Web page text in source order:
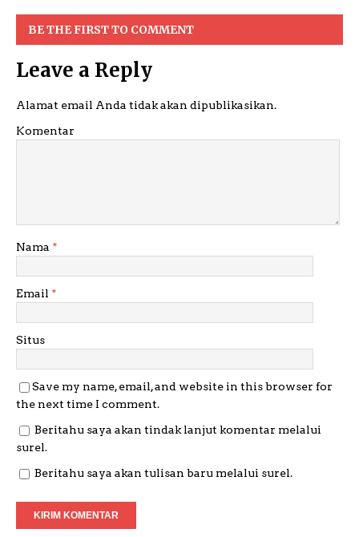
BE THE FIRST TO COMMENT
Leave a Reply
Alamat email Anda tidak akan dipublikasikan.
Komentar
Nama *
Email *
Situs
Save my name, email, and website in this browser for
the next time I comment.
Beritahu saya akan tindak lanjut komentar melalui
surel.
Beritahu saya akan tulisan baru melalui surel.